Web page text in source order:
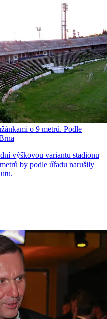
o 9 metrů. Podle
výškovou variantu stadionu
by podle úřadu narušily